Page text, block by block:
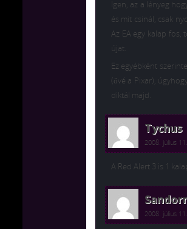
Igen, az a lényeg
és mit csinál, csak
Az EA egy kalap fos,
újat.
Ez egyébként
(ővé a Pixar),
diktál majd.
Tychus
2008. július
A Red Alert 3 is 1
2008. július